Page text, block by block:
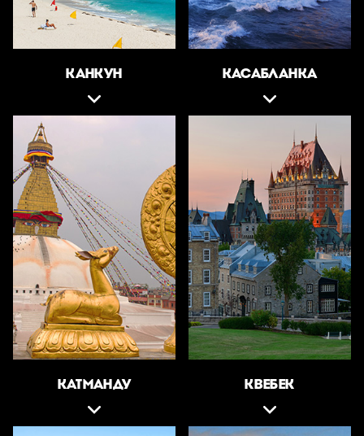
КАНКУН КАСАБЛАНКА
КАТМАНДУ КВЕБЕК